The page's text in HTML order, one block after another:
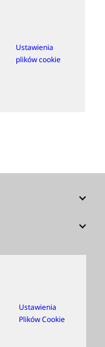
Ustawienia
plików cookie
Ustawienia
Plików Cookie